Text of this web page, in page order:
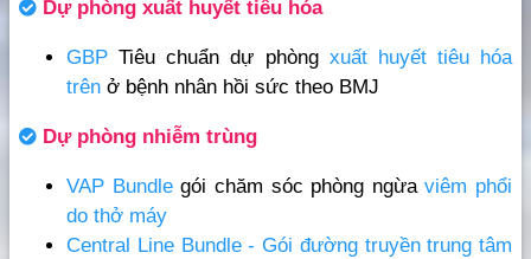
Dự phòng xuất huyết tiêu hóa
GBP Tiêu chuẩn dự phòng xuất huyết tiêu hóa
trên ở bệnh nhân hồi sức theo BMJ
Dự phòng nhiễm trùng
VAP Bundlegói chăm sóc phòng ngừaviêm phổi
do thở máy
Central Line Bundle - Gói đường truyền trung tâm